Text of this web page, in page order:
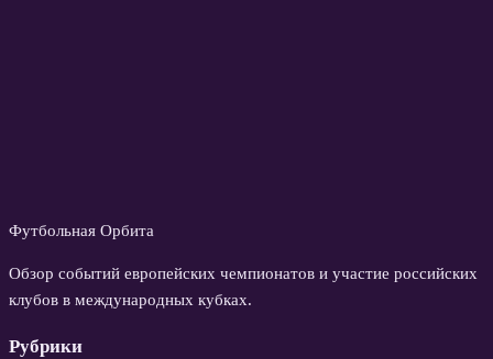
Футбольная Орбита
Обзор событий европейских чемпионатов и участие российских
клубов в международных кубках.
Рубрики